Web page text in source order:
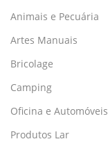
Animais e Pecuária
Artes Manuais
Bricolage
Camping
Oficina e Automóveis
Produtos Lar